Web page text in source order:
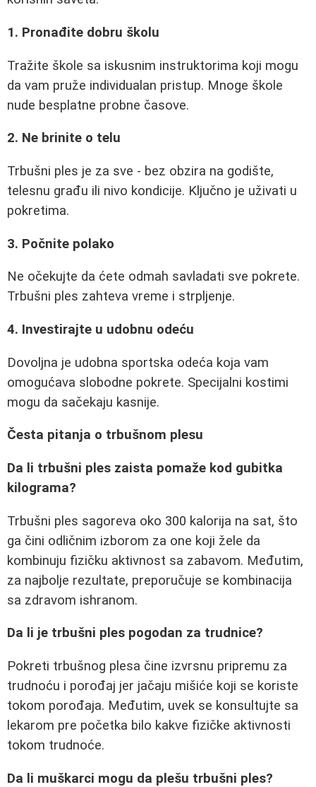
1. Pronađite dobru školu
Tražite škole sa iskusnim instruktorima koji mogu
da vam pruže individualan pristup. Mnoge škole
nude besplatne probne časove.
2. Ne brinite o telu
Trbušni ples je za sve - bez obzira na godište,
telesnu građu ili nivo kondicije. Ključno je uživati u
pokretima.
3. Počnite polako
Ne očekujte da ćete odmah savladati sve pokrete.
Trbušni ples zahteva vreme i strpljenje.
4. Investirajte u udobnu odeću
Dovoljna je udobna sportska odeća koja vam
omogućava slobodne pokrete. Specijalni kostimi
mogu da sačekaju kasnije.
Česta pitanja o trbušnom plesu
Da li trbušni ples zaista pomaže kod gubitka
kilograma?
Trbušni ples sagoreva oko 300 kalorija na sat, što
ga čini odličnim izborom za one koji žele da
kombinuju fizičku aktivnost sa zabavom. Međutim,
za najbolje rezultate, preporučuje se kombinacija
sa zdravom ishranom.
Da li je trbušni ples pogodan za trudnice?
Pokreti trbušnog plesa čine izvrsnu pripremu za
trudnoću i porođaj jer jačaju mišiće koji se koriste
tokom porođaja. Međutim, uvek se konsultujte sa
lekarom pre početka bilo kakve fizičke aktivnosti
tokom trudnoće.
Da li muškarci mogu da plešu trbušni ples?